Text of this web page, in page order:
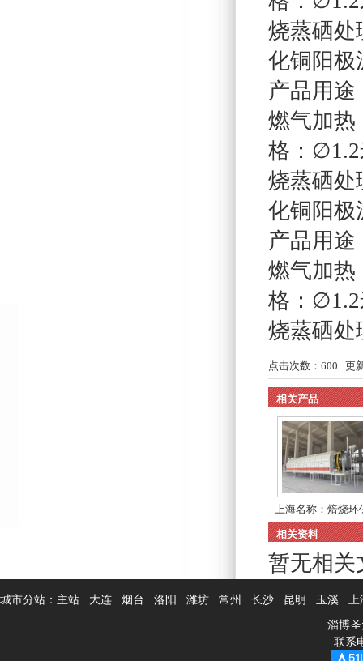
烧蒸硒处
化铜阳极
产品用
燃气加热
格：∅1.2
烧蒸硒处
化铜阳极
产品用
燃气加热
格：∅1.2
烧蒸硒处
点击次数： 600 更
相关产品
上海名称：焙烧环
吸...
相关资料
暂无相关
城市分站： 主站 大连 烟台 洛阳 潍坊 常州 长沙 昆明 玉溪 上
淄博
联系